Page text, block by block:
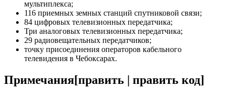
мультиплекса;
116 приемных земных станций спутниковой связи;
84 цифровых телевизионных передатчика;
Три аналоговых телевизионных передатчика;
29 радиовещательных передатчиков;
точку присоединения операторов кабельного
телевидения в Чебоксарах.
Примечания[править | править код]